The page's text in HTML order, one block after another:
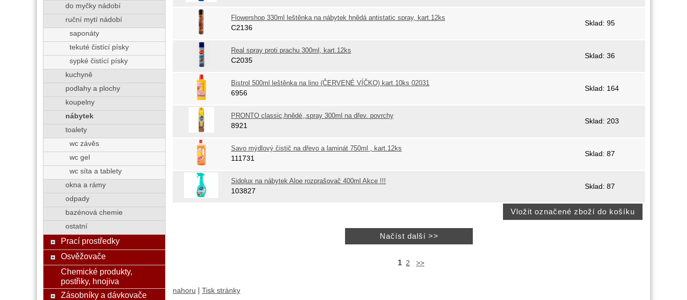
Flowershop 330ml leštěnka na nábytek hnědá antistatic spray, kart.12ks
C2136
Sklad: 95
Real spray proti prachu 300ml, kart.12ks
C2035
Sklad: 36
Bistrol 500ml leštěnka na lino (ČERVENÉ VÍČKO) kart.10ks 02031
6956
Sklad: 164
PRONTO classic,hnědé,,spray 300ml na dřev. povrchy
8921
Sklad: 203
Savo mýdlový čistič na dřevo a laminát 750ml , kart.12ks
111731
Sklad: 87
Sidolux na nábytek Aloe rozprašovač 400ml Akce !!!
103827
Sklad: 87
1 2 >>
nahoru Tisk stránky
do myčky nádobí
ruční mytí nádobí
saponáty
tekuté čistící písky
sypké čistící písky
kuchyně
podlahy a plochy
koupelny
nábytek
toalety
wc závěs
wc gel
wc síta a tablety
okna a rámy
odpady
bazénová chemie
ostatní
Prací prostředky
Osvěžovače
Chemické produkty,
postřiky, hnojiva
Zásobníky a dávkovače